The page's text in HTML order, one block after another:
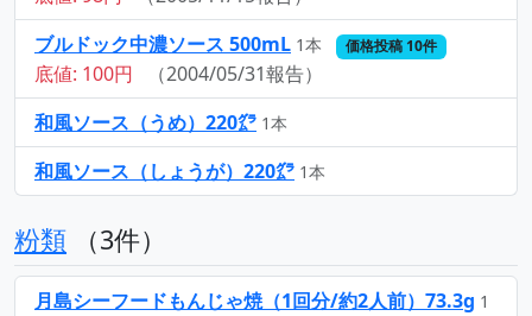
ブルドック中濃ソース 500mL 1本 価格投稿 10件
底値: 100円
（2004/05/31報告）
和風ソース（うめ）220㌘ 1本
和風ソース（しょうが）220㌘ 1本
粉類 （3件）
月島シーフードもんじゃ焼（1回分/約2人前）73.3g 1